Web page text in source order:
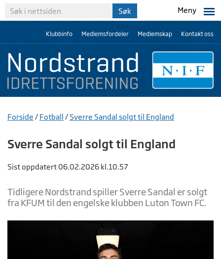
Meny
Klubbinfo Medlemsfordeler Medlemskap Kontakt oss
Forside / Fotball /Sverre Sandal solgt til England
Sverre Sandal solgt til England
Sist oppdatert 06.02.2026 kl.10.57
Tidligere Nordstrand spiller Sverre Sandal er solgt
fra KFUM til den engelske klubben Luton Town FC.